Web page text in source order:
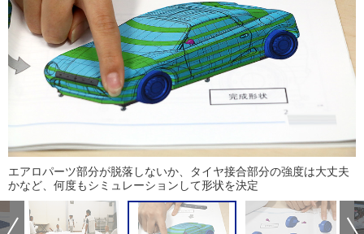
エアロパーツ部分が脱落しないか、タイヤ接合部分の強度は大丈夫
かなど、何度もシミュレーションして形状を決定